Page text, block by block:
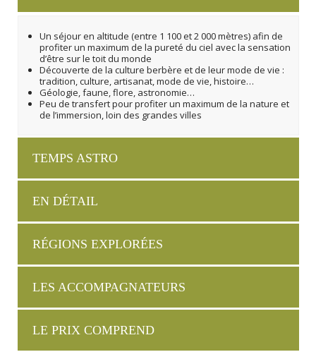
Un séjour en altitude (entre 1 100 et 2 000 mètres) afin de
profiter un maximum de la pureté du ciel avec la sensation
d’être sur le toit du monde
Découverte de la culture berbère et de leur mode de vie :
tradition, culture, artisanat, mode de vie, histoire…
Géologie, faune, flore, astronomie…
Peu de transfert pour profiter un maximum de la nature et
de l’immersion, loin des grandes villes
TEMPS ASTRO
EN DÉTAIL
RÉGIONS EXPLORÉES
LES ACCOMPAGNATEURS
LE PRIX COMPREND